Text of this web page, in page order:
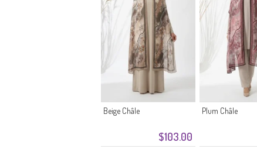
$103.00
Beige Châle Plum Châle